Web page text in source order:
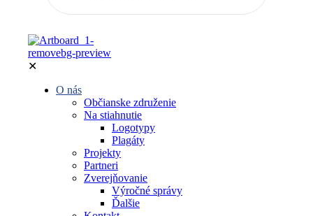
✕
O nás
Občianske združenie
Na stiahnutie
Logotypy
Plagáty
Projekty
Partneri
Zverejňovanie
Výročné správy
Ďalšie